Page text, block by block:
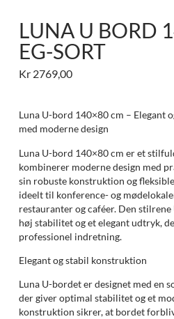
LUNA U BORD
EG-SORT
Kr2769,00
Luna U-bord 140×80 cm – Elegant
med moderne design
Luna U-bord 140×80 cm er et
kombinerer moderne design med
sin robuste konstruktion og
ideelt til konference- og
restauranter og caféer. Den
høj stabilitet og et elegant udtryk,
professionel indretning.
Elegant og stabil konstruktion
Luna U-bordet er designet med en
der giver optimal stabilitet og et
konstruktion sikrer, at bordet